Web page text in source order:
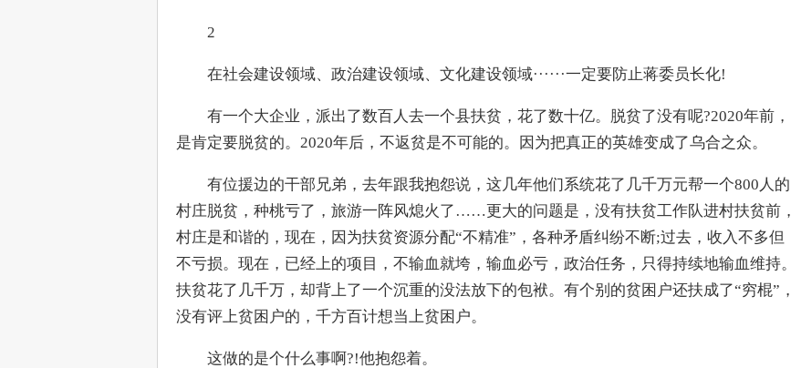
2
在社会建设领域、政治建设领域、文化建设领域······一定要防止蒋委员长化!
有一个大企业，派出了数百人去一个县扶贫，花了数十亿。脱贫了没有呢?2020年前，
是肯定要脱贫的。2020年后，不返贫是不可能的。因为把真正的英雄变成了乌合之众。
有位援边的干部兄弟，去年跟我抱怨说，这几年他们系统花了几千万元帮一个800人的
村庄脱贫，种桃亏了，旅游一阵风熄火了……更大的问题是，没有扶贫工作队进村扶贫前，
村庄是和谐的，现在，因为扶贫资源分配“不精准”，各种矛盾纠纷不断;过去，收入不多但
不亏损。现在，已经上的项目，不输血就垮，输血必亏，政治任务，只得持续地输血维持。
扶贫花了几千万，却背上了一个沉重的没法放下的包袱。有个别的贫困户还扶成了“穷棍”，
没有评上贫困户的，千方百计想当上贫困户。
这做的是个什么事啊?!他抱怨着。